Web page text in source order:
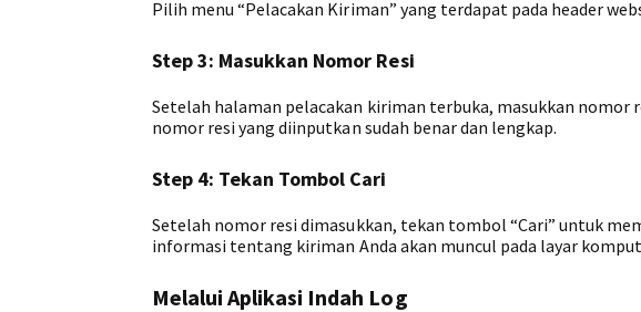
Pilih menu “Pelacakan Kiriman” yang terdapat pada header
Step 3: Masukkan Nomor Resi
Setelah halaman pelacakan kiriman terbuka, masukkan nomor
nomor resi yang diinputkan sudah benar dan lengkap.
Step 4: Tekan Tombol Cari
Setelah nomor resi dimasukkan, tekan tombol “Cari” untuk
informasi tentang kiriman Anda akan muncul pada layar
Melalui Aplikasi Indah Log